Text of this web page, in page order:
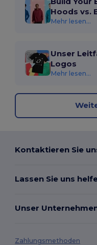
Hoods vs.
Mehr lesen...
Unser
Logos
Mehr lesen...
Kontaktieren Sie
Lassen Sie uns
Unser
Zahlungsmethoden